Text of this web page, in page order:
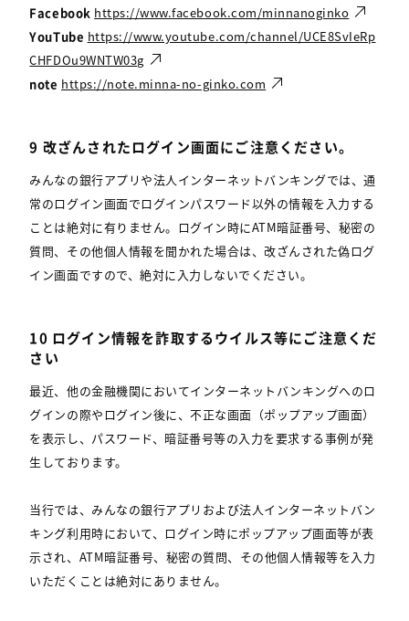
Facebook https://www.facebook.com/minnanoginko
YouTube https://www.youtube.com/channel/UCE8SvIeRp
CHFDOu9WNTW03g
note https://note.minna-no-ginko.com
9 改ざんされたログイン画面にご注意ください。
みんなの銀行アプリや法人インターネットバンキングでは、通
常のログイン画面でログインパスワード以外の情報を入力する
ことは絶対に有りません。ログイン時にATM暗証番号、秘密の
質問、その他個人情報を聞かれた場合は、改ざんされた偽ログ
イン画面ですので、絶対に入力しないでください。
10 ログイン情報を詐取するウイルス等にご注意くだ
さい
最近、他の金融機関においてインターネットバンキングへのロ
グインの際やログイン後に、不正な画面（ポップアップ画面）
を表示し、パスワード、暗証番号等の入力を要求する事例が発
生しております。
当行では、みんなの銀行アプリおよび法人インターネットバン
キング利用時において、ログイン時にポップアップ画面等が表
示され、ATM暗証番号、秘密の質問、その他個人情報等を入力
いただくことは絶対にありません。